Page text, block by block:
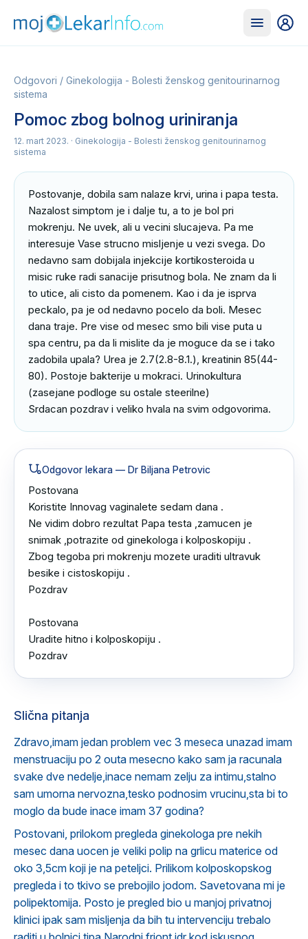
Odgovori / Ginekologija - Bolesti ženskog genitourinarnog
sistema
Pomoc zbog bolnog uriniranja
12. mart 2023. · Ginekologija - Bolesti ženskog genitourinarnog
sistema
Postovanje, dobila sam nalaze krvi, urina i papa testa.
Nazalost simptom je i dalje tu, a to je bol pri
mokrenju. Ne uvek, ali u vecini slucajeva. Pa me
interesuje Vase strucno misljenje u vezi svega. Do
nedavno sam dobijala injekcije kortikosteroida u
misic ruke radi sanacije prisutnog bola. Ne znam da li
to utice, ali cisto da pomenem. Kao i da je isprva
peckalo, pa je od nedavno pocelo da boli. Mesec
dana traje. Pre vise od mesec smo bili vise puta u
spa centru, pa da li mislite da je moguce da se i tako
zadobila upala? Urea je 2.7(2.8-8.1.), kreatinin 85(44-
80). Postoje bakterije u mokraci. Urinokultura
(zasejane podloge su ostale steerilne)
Srdacan pozdrav i veliko hvala na svim odgovorima.
Odgovor lekara — Dr Biljana Petrovic
Postovana
Koristite Innovag vaginalete sedam dana .
Ne vidim dobro rezultat Papa testa ,zamucen je
snimak ,potrazite od ginekologa i kolposkopiju .
Zbog tegoba pri mokrenju mozete uraditi ultravuk
besike i cistoskopiju .
Pozdrav
Postovana
Uradite hitno i kolposkopiju .
Pozdrav
Slična pitanja
Zdravo,imam jedan problem vec 3 meseca unazad imam
menstruaciju po 2 outa mesecno kako sam ja racunala
svake dve nedelje,inace nemam zelju za intimu,stalno
sam umorna nervozna,tesko podnosim vrucinu,sta bi to
moglo da bude inace imam 37 godina?
Postovani, prilokom pregleda ginekologa pre nekih
mesec dana uocen je veliki polip na grlicu materice od
oko 3,5cm koji je na peteljci. Prilikom kolposkopskog
pregleda i to tkivo se prebojilo jodom. Savetovana mi je
polipektomija. Posto je pregled bio u manjoj privatnoj
klinici ipak sam misljenja da bih tu intervenciju trebalo